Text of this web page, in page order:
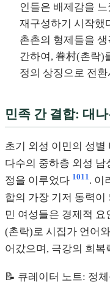
인들은 배제감을
재구성하기 시작했
촌촌의 형제들을
간하여, 眷村(촌락)
정의 상징으로 전
민족 간 결합: 대
초기 외성 이민의 성
다수의 중하층 외성
정을 이루었다 1011. 이
합의 가장 기저 동력이
민 여성들은 경제적
(촌락)로 시집가 언어
어갔으며, 극강의 회복
📝 큐레이터 노트: 정